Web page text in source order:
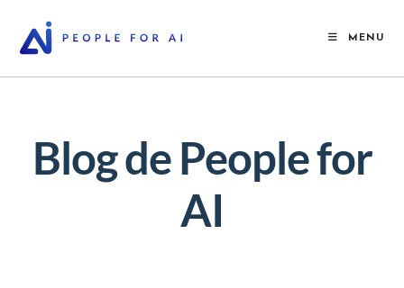
MENU
Blog de People for
AI